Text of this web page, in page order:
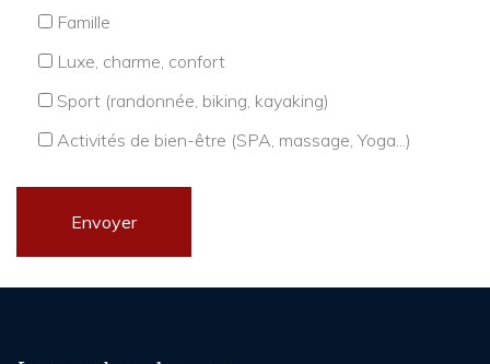
Famille
Luxe, charme, confort
Sport (randonnée, biking, kayaking)
Activités de bien-être (SPA, massage, Yoga...)